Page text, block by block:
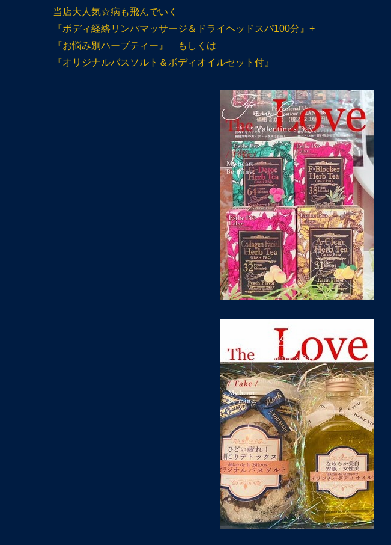
当店大人気☆病も飛んでいく
『ボディ経絡リンパマッサージ＆ドライヘッドスパ100分』+
『お悩み別ハーブティー』 もしくは
『オリジナルバスソルト＆ボディオイルセット付』